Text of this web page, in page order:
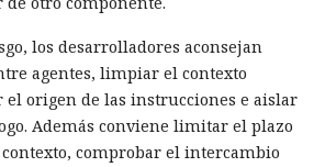
los desarrolladores aconsejan
agentes, limpiar el contexto
origen de las instrucciones e aislar
Además conviene limitar el plazo
comprobar el intercambio